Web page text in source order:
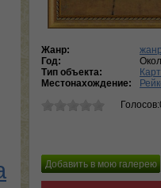
Жанр:
Год:
Тип объекта:
Местонахождение: